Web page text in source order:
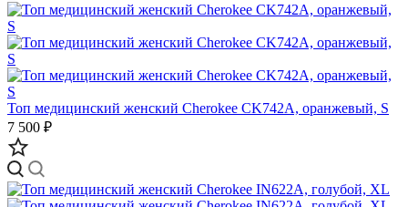
Топ медицинский женский Cherokee CK742A, оранжевый, S
7 500 ₽